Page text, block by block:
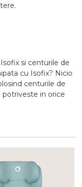
si centurile de
cu Isofix? Nicio
centurile de
potriveste in orice